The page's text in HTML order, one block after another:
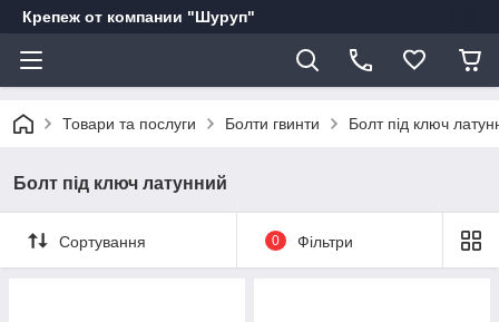
Крепеж от компании "Шуруп"
Товари та послуги Болти гвинти Болт під ключ
Болт під ключ латунний
Сортування 0 Фільтри